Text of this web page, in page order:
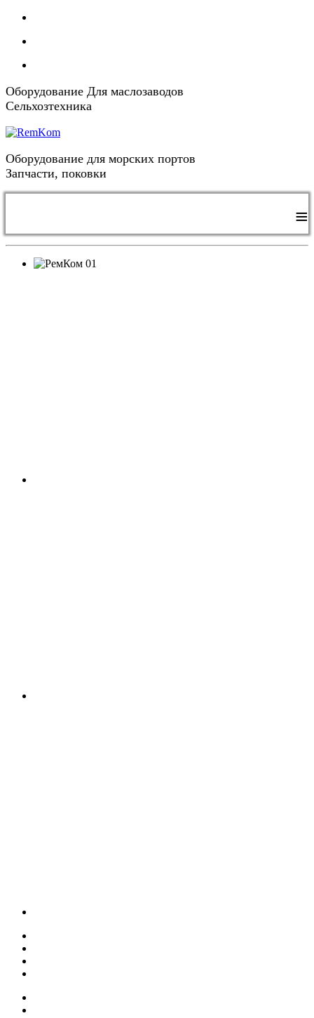
Оборудование Для маслозаводов
Сельхозтехника
Оборудование для морских портов
Запчасти, поковки
≡